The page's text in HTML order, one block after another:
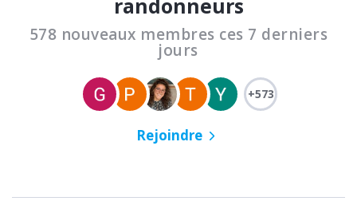
randonneurs
578 nouveaux membres ces 7 derniers
jours
+573
Rejoindre